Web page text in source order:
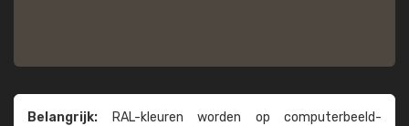
Belangrijk: RAL-kleuren worden op computer­beeld­